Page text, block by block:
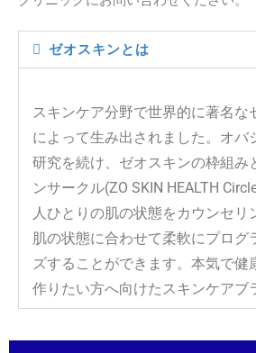
ゼオスキンとは
スキンケア分野で世界的に著名な
によって生み出されました。オバ
研究を続け、ゼオスキンの枠組み
ンサークル(ZO SKIN HEALTH
人ひとりの肌の状態をカウンセリ
肌の状態に合わせて柔軟にプログ
ズすることができます。本気で健
作りたい方へ向けたスキンケアブ